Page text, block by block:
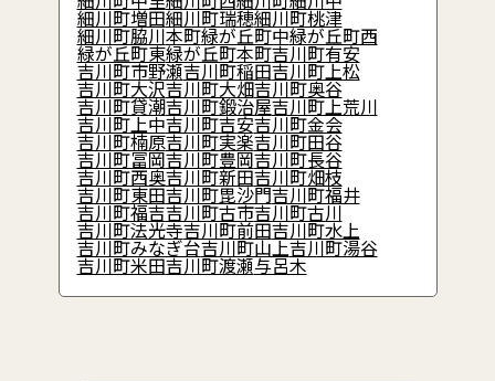
細川町増田細川町瑞穂細川町桃津
細川町脇川本町緑が丘町中緑が丘町西
緑が丘町東緑が丘町本町吉川町有安
吉川町市野瀬吉川町稲田吉川町上松
吉川町大沢吉川町大畑吉川町奥谷
吉川町貸潮吉川町鍛治屋吉川町上荒川
吉川町上中吉川町吉安吉川町金会
吉川町楠原吉川町実楽吉川町田谷
吉川町冨岡吉川町豊岡吉川町長谷
吉川町西奥吉川町新田吉川町畑枝
吉川町東田吉川町毘沙門吉川町福井
吉川町福吉吉川町古市吉川町古川
吉川町法光寺吉川町前田吉川町水上
吉川町みなぎ台吉川町山上吉川町湯谷
吉川町米田吉川町渡瀬与呂木